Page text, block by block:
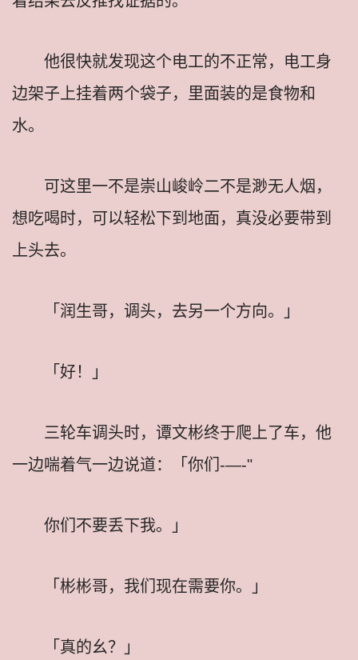
他很快就发现这个电工的不正常，电工身
边架子上挂着两个袋子，里面装的是食物和
水。
可这里一不是崇山峻岭二不是渺无人烟，
想吃喝时，可以轻松下到地面，真没必要带到
上头去。
「润生哥，调头，去另一个方向。」
「好！」
三轮车调头时，谭文彬终于爬上了车，他
一边喘着气一边说道：「你们-—-"
你们不要丢下我。」
「彬彬哥，我们现在需要你。」
「真的幺？」